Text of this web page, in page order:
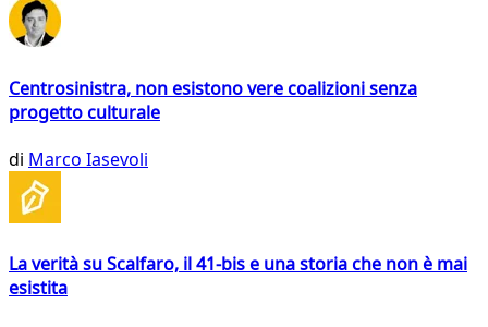
Centrosinistra, non esistono vere coalizioni senza
progetto culturale
di Marco Iasevoli
La verità su Scalfaro, il 41-bis e una storia che non è mai
esistita